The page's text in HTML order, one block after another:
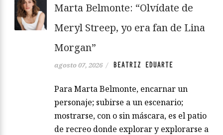
Marta Belmonte: “Olvídate de
Meryl Streep, yo era fan de Lina
Morgan”
agosto 07, 2026 / BEATRIZ EDUARTE
Para Marta Belmonte, encarnar un
personaje; subirse a un escenario;
mostrarse, con o sin máscara, es el patio
de recreo donde explorar y explorarse a